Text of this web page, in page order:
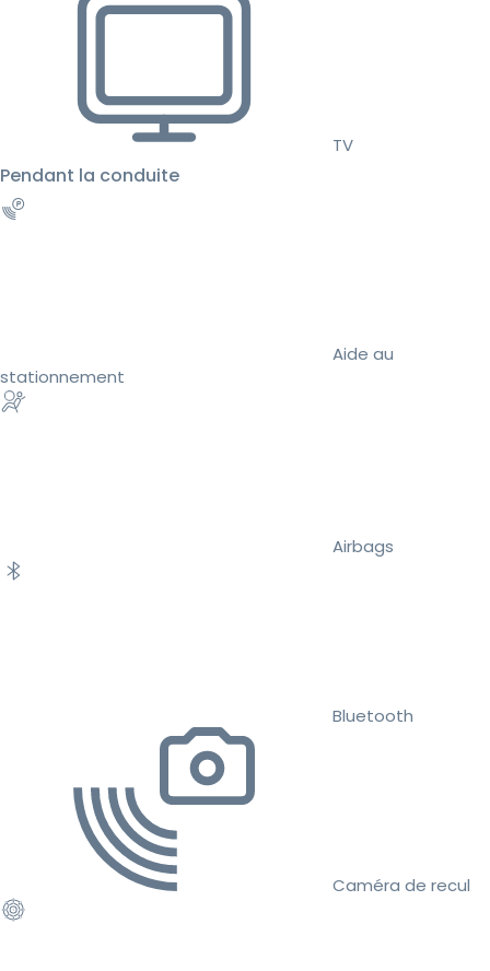
TV
Pendant la conduite
Aide au
stationnement
Airbags
Bluetooth
Caméra de recul